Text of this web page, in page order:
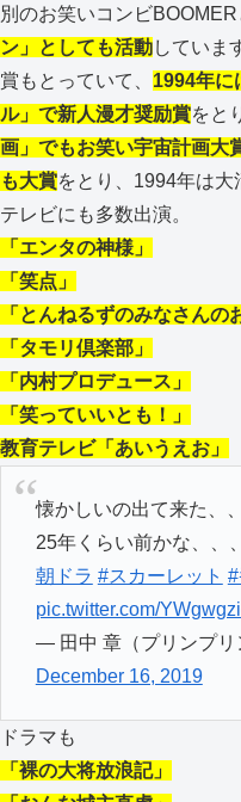
別のお笑いコンビ
ン」としても活動していま
賞もとっていて、 1994年に
ル」で新人漫才奨励賞をと
画」でもお笑い宇宙計画大
も大賞をとり、1994年は大
テレビにも多数出演。
「エンタの神様」
「笑点」
「とんねるずのみなさんの
「タモリ倶楽部」
「内村プロデュース」
「笑っていいとも！」
教育テレビ「あいうえお」
懐かしいの出て来た、、
25年くらい前かな、、
朝ドラ #スカーレット
pic.twitter.com/
— 田中 章（プリンプリ
December 16, 2019
ドラマも
「裸の大将放浪記」